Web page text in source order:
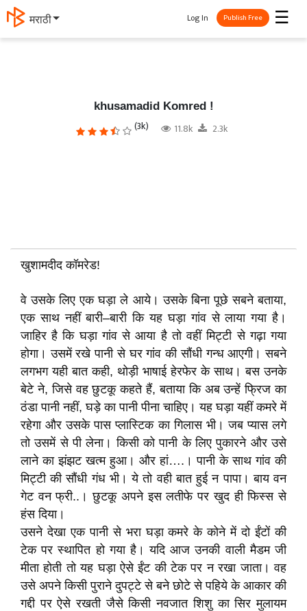
मराठी ☰
Log In Publish Free
khusamadid Komred !
(3k) 11.8k 2.3k
खुशामदीद कॉमरेड!
वे उसके लिए एक घड़ा ले आये। उसके बिना पूछे सबने बताया,
एक साथ नहीं बारी–बारी कि यह घड़ा गांव से लाया गया है।
जाहिर है कि घड़ा गांव से आया है तो वहीं मिट्टी से गढ़ा गया
होगा। उसमें रखे पानी से घर गांव की सौंधी गन्ध आएगी। सबने
लगभग यही बात कही, थोड़ी भाषाई हेरफेर के साथ। बस उनके
बेटे ने, जिसे वह छुटकू कहते हैं, बताया कि अब उन्हें फ्रिज का
ठंडा पानी नहीं, घड़े का पानी पीना चाहिए। यह घड़ा यहीं कमरे में
रहेगा और उसके पास प्लास्टिक का गिलास भी। जब प्यास लगे
तो उसमें से पी लेना। किसी को पानी के लिए पुकारने और उसे
लाने का झंझट खत्म हुआ। और हां….। पानी के साथ गांव की
मिट्टी की सौंधी गंध भी। ये तो वही बात हुई न पापा। बाय वन
गेट वन फ्री..। छुटकू अपने इस लतीफे पर खुद ही फिस्स से
हंस दिया।
उसने देखा एक पानी से भरा घड़ा कमरे के कोने में दो ईंटों की
टेक पर स्थापित हो गया है। यदि आज उनकी वाली मैडम जी
मीता होती तो यह घड़ा ऐसे ईंट की टेक पर न रखा जाता। वह
उसे अपने किसी पुराने दुपट्टे से बने छोटे से पहिये के आकार की
गद्दी पर ऐसे रखती जैसे किसी नवजात शिशु का सिर मुलायम